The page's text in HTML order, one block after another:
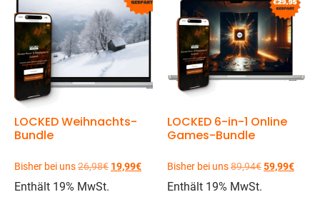
LOCKED Weihnachts-
Bundle
Bisher bei uns26,98€ 19,99€
Enthält 19% MwSt.
LOCKED 6-in-1 Online
Games-Bundle
Bisher bei uns89,94€59,99€
Enthält 19% MwSt.